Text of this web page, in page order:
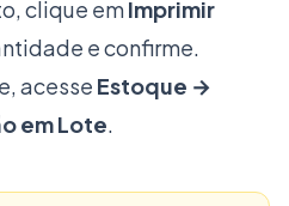
clique emImprimir
e confirme.
acesse Estoque →
em Lote.